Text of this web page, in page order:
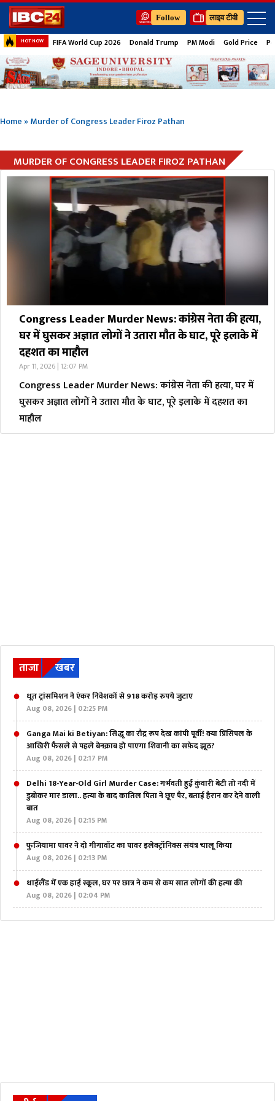
Follow लाइव टीवी
HOT NOW FIFA World Cup 2026 Donald Trump PM Modi Gold Price
Home»Murder of Congress Leader Firoz Pathan
MURDER OF CONGRESS LEADER FIROZ PATHAN
Congress Leader Murder News: कांग्रेस नेता की हत्या,
घर में घुसकर अज्ञात लोगों ने उतारा मौत के घाट, पूरे इलाके में
दहशत का माहौल
Apr 11, 2026 | 12:07 PM
Congress Leader Murder News: कांग्रेस नेता की हत्या, घर में
घुसकर अज्ञात लोगों ने उतारा मौत के घाट, पूरे इलाके में दहशत का
माहौल
ताजा खबर
धूत ट्रांसमिशन ने एंकर निवेशकों से 918 करोड़ रुपये जुटाए
Aug 08, 2026 | 02:25 PM
Ganga Mai ki Betiyan: सिद्धू का रौद्र रूप देख कांपी पूर्वी! क्या प्रिंसिपल के
आखिरी फैसले से पहले बेनक़ाब हो पाएगा शिवानी का सफ़ेद झूठ?
Aug 08, 2026 | 02:17 PM
Delhi 18-Year-Old Girl Murder Case: गर्भवती हुई कुंवारी बेटी तो नदी में
डुबोकर मार डाला.. हत्या के बाद कातिल पिता ने छूए पैर, बताई हैरान कर देने वाली
बात
Aug 08, 2026 | 02:15 PM
फुजियामा पावर ने दो गीगावॉट का पावर इलेक्ट्रॉनिक्स संयंत्र चालू किया
Aug 08, 2026 | 02:13 PM
थाईलैंड में एक हाई स्कूल, घर पर छात्र ने कम से कम सात लोगों की हत्या की
Aug 08, 2026 | 02:04 PM